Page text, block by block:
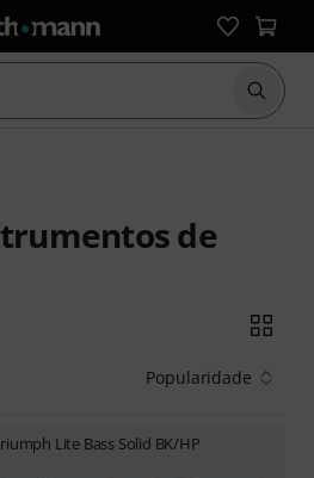
Iniciar
de
Popularidade
Lite Bass Solid BK/HP